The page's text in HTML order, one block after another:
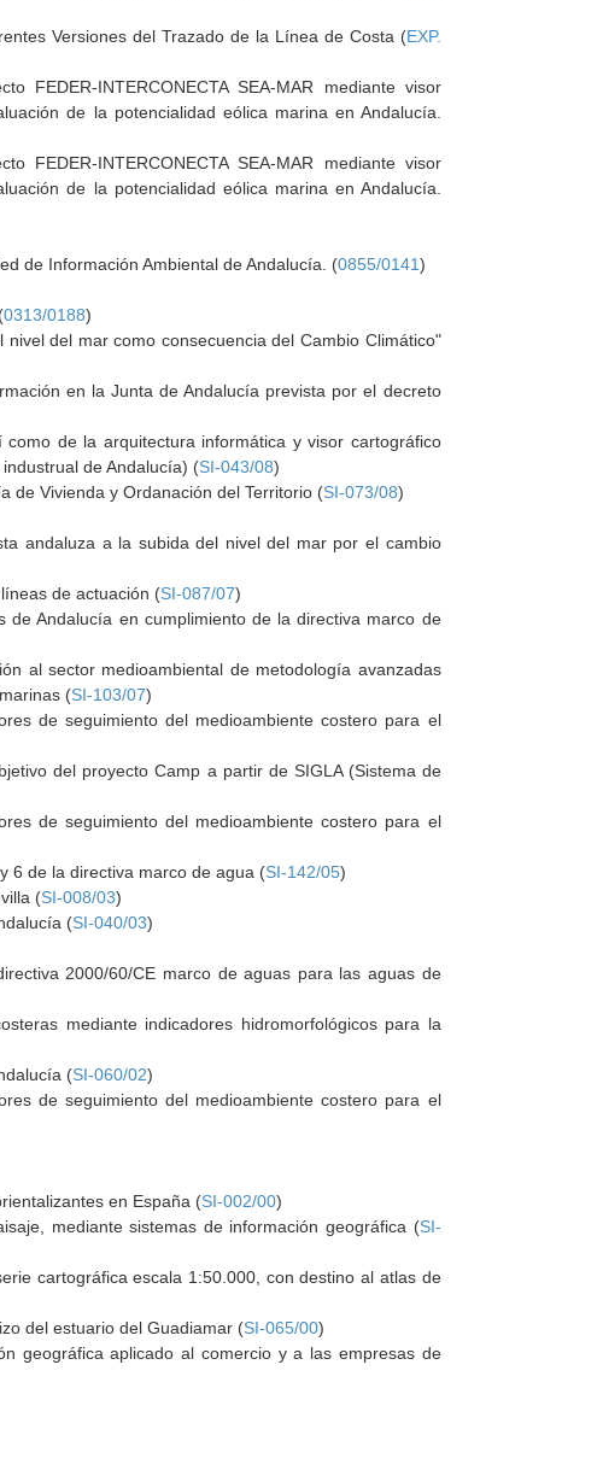
Versiones del Trazado de la Línea de Costa (EXP.
INTERCONECTA SEA-MAR mediante visor
de la potencialidad eólica marina en Andalucía.
INTERCONECTA SEA-MAR mediante visor
de la potencialidad eólica marina en Andalucía.
de Información Ambiental de Andalucía. (0855/0141)
0313/0188)
del mar como consecuencia del Cambio Climático"
en la Junta de Andalucía prevista por el decreto
de la arquitectura informática y visor cartográfico
de Andalucía) (SI-043/08)
de Vivienda y Ordanación del Territorio (SI-073/08)
andaluza a la subida del nivel del mar por el cambio
de actuación (SI-087/07)
Andalucía en cumplimiento de la directiva marco de
al sector medioambiental de metodología avanzadas
(SI-103/07)
de seguimiento del medioambiente costero para el
del proyecto Camp a partir de SIGLA (Sistema de
de seguimiento del medioambiente costero para el
6 de la directiva marco de agua (SI-142/05)
(SI-008/03)
(SI-040/03)
2000/60/CE marco de aguas para las aguas de
mediante indicadores hidromorfológicos para la
(SI-060/02)
de seguimiento del medioambiente costero para el
en España (SI-002/00)
mediante sistemas de información geográfica (SI-
cartográfica escala 1:50.000, con destino al atlas de
del estuario del Guadiamar (SI-065/00)
geográfica aplicado al comercio y a las empresas de